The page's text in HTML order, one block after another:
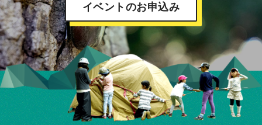
イベントのお申込み